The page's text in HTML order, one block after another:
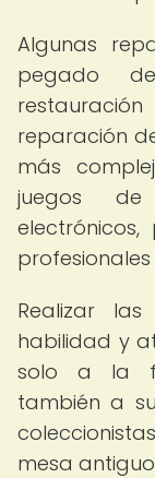
Algunas
pegado
reparación
más
juegos de
Realizar
habilidad y
solo a la
también a
mesa